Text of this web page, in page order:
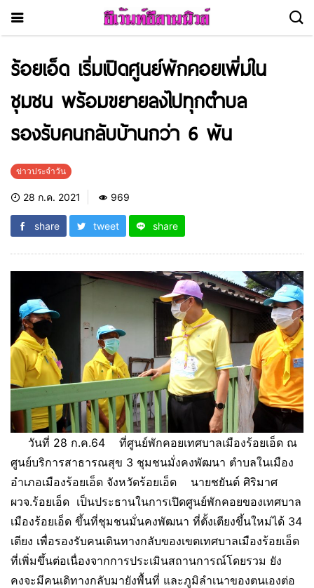
ร้อยเอ็ด เริ่มเปิดศูนย์พักคอยเพิ่มใน
ชุมชน พร้อมขยายลงไปทุกตำบล
รองรับคนกลับบ้านกว่า 6 พัน
ข่าวประจำวัน
28 ก.ค. 2021 969
share tweet share
วันที่ 28 ก.ค.64 ที่ศูนย์พักคอยเทศบาลเมืองร้อยเอ็ด ณ
ศูนย์บริการสาธารณสุข 3 ชุมชนมั่งคงพัฒนา ตำบลในเมือง
อำเภอเมืองร้อยเอ็ด จังหวัดร้อยเอ็ด นายชยันต์ ศิริมาศ
ผวจ.ร้อยเอ็ด เป็นประธานในการเปิดศูนย์พักคอยของเทศบาล
เมืองร้อยเอ็ด ขึ้นที่ชุมชนมั่นคงพัฒนา ที่ตั้งเตียงขึ้นใหม่ได้ 34
เตียง เพื่อรองรับคนเดินทางกลับของเขตเทศบาลเมืองร้อยเอ็ด
ที่เพิ่มขึ้นต่อเนื่องจากการประเมินสถานการณ์โดยรวม ยัง
คงจะมีคนเดิทางกลับมายังพื้นที่ และภูมิลำเนาของตนเองต่อ